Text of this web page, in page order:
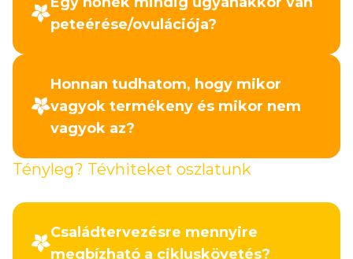
peteérése/ovulációja?
Honnan tudhatom, hogy mikor
vagyok termékeny és mikor nem
vagyok az?
Tényleg? Tévhiteket oszlatunk
Családtervezésre mennyire
megbízható a cikluskövetés?